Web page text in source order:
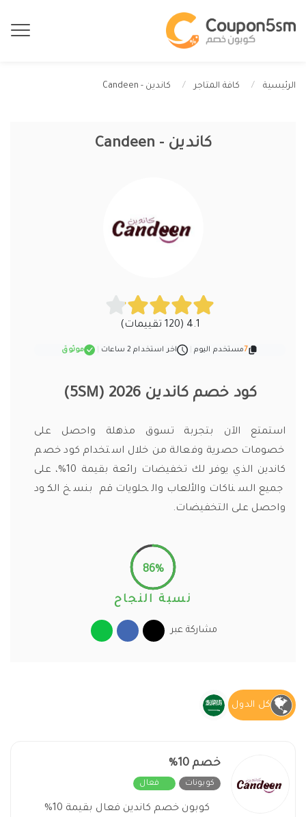
الرئيسية كافة المتاجر كاندين - Candeen
كاندين - Candeen
4.1 (120 تقييمات)
7مستخدم اليوم اخر استخدام 2 ساعات موثوق
كود خصم كاندين 2026 (5SM)
استمتع الآن بتجربة تسوق مذهلة واحصل على
خصومات حصرية وفعالة من خلال استخدام كود خصم
كاندين الذي يوفر لك تخفيضات رائعة بقيمة 10%، على
جميع السناكات والألعاب والحلويات قم بنسخ الكود
واحصل على التخفيضات.
86%
نسبة النجاح
مشاركة عبر
كل الدول
خصم 10%
كوبونات فعال
كوبون خصم كاندين فعال بقيمة 10%